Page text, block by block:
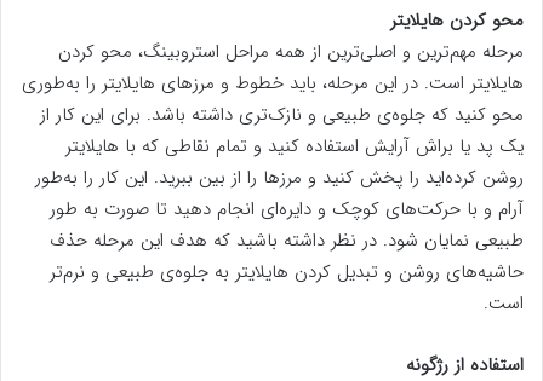
محو کردن هایلایتر
مرحله مهم‌ترین و اصلی‌ترین از همه مراحل استروبینگ، محو کردن
هایلایتر است. در این مرحله، باید خطوط و مرزهای هایلایتر را به‌طوری
محو کنید که جلوه‌ی طبیعی و نازک‌تری داشته باشد. برای این کار از
یک پد یا براش آرایش استفاده کنید و تمام نقاطی که با هایلایتر
روشن کرده‌اید را پخش کنید و مرزها را از بین ببرید. این کار را به‌طور
آرام و با حرکت‌های کوچک و دایره‌ای انجام دهید تا صورت به طور
طبیعی نمایان شود. در نظر داشته باشید که هدف این مرحله حذف
حاشیه‌های روشن و تبدیل کردن هایلایتر به جلوه‌ی طبیعی و نرم‌تر
است.
استفاده از رژگونه